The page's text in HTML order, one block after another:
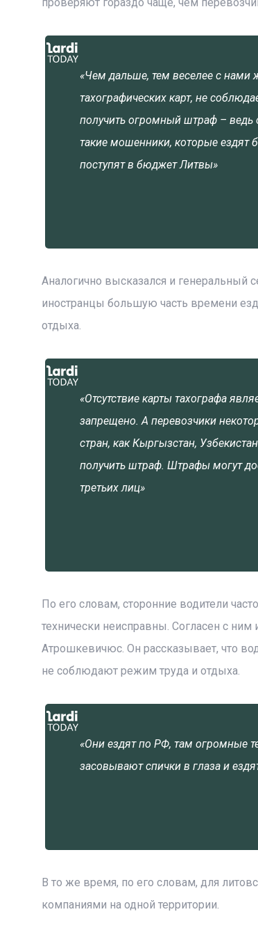
«Чем дальше, тем веселее с нами
тахографических карт, не
получить огромный штраф – ведь
такие мошенники, которые ездят
поступят в бюджет Литвы»
Аналогично высказался и генеральный
иностранцы большую часть времени
отдыха.
«Отсутствие карты тахографа
запрещено. А перевозчики
стран, как Кыргызстан,
получить штраф. Штрафы могут
третьих лиц»
По его словам, сторонние водители
технически неисправны. Согласен с
Атрошкевичюс. Он рассказывает, что
не соблюдают режим труда и отдыха.
«Они ездят по РФ, там огромные
засовывают спички в глаза и
В то же время, по его словам, для
компаниями на одной территории.